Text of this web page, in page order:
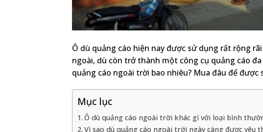
Ô dù quảng cáo hiện nay được sử dụng rất rộng
ngoài, dù còn trở thành một công cụ quảng cáo
quảng cáo ngoài trời bao nhiêu? Mua đâu để được
Mục lục
Ô dù quảng cáo ngoài trời khác gì với loại bình
Vì sao dù quảng cáo ngoài trời ngày càng được yêu